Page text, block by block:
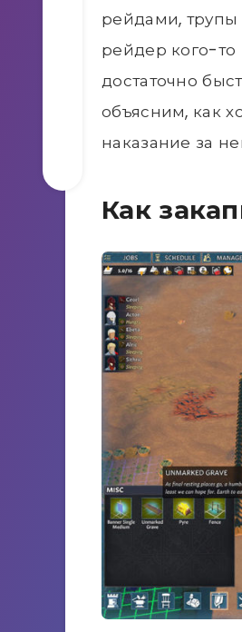
рейдами, трупы
рейдер кого-то
достаточно
объясним, как
наказание за
Как